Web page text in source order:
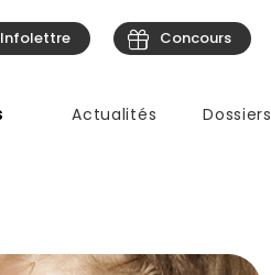
Actualités Dossiers
Infolettre Concours